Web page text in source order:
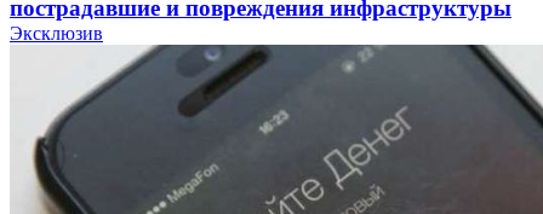
пострадавшие и повреждения инфраструктуры
Волгоградские вузы в топе зарплатного
рейтинга: ВолгГТУ и ВолгГМУ вошли в топ‑15
для химической отрасли и фармацевтики
18:39
Эксклюзив